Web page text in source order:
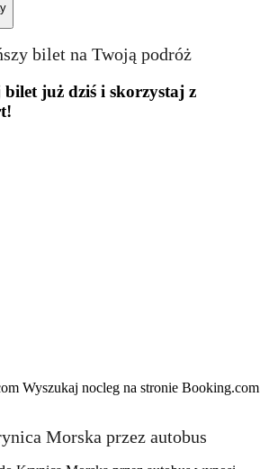
bilet na Twoją podróż
bilet już dziś i skorzystaj z
Wyszukaj nocleg na stronie Booking.com
Morska przez autobus